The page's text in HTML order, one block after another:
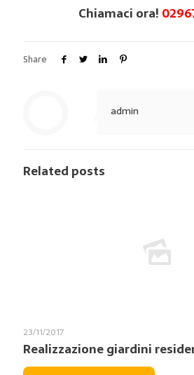
Chiamaci ora!
Share
admin
Related posts
23/11/2017
Realizzazione giardini